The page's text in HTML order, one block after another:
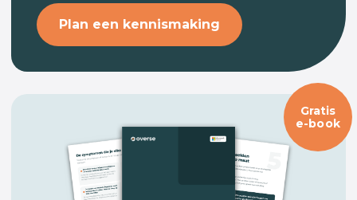
Plan een kennismaking
Gratis
e-book